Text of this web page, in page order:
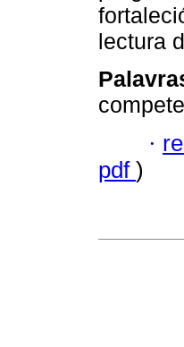
lectura
·
pdf )